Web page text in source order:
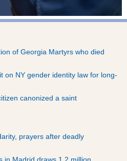
of Georgia Martyrs who died
on NY gender identity law for long-
canonized a saint
prayers after deadly